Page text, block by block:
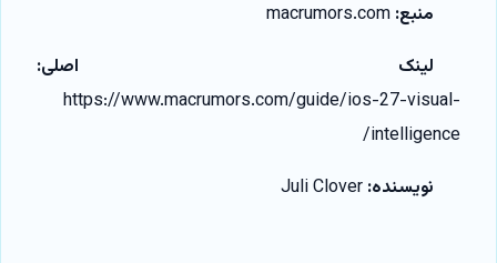
منبع:
لینک اصلی:
https://www.macrumors.com/guide/ios-27-visual-
intelligence/
نویسنده: